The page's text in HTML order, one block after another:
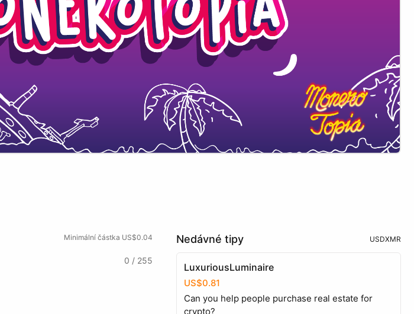
Minimální částka US$0.04
0 / 255
Nedávné tipy USDXMR
LuxuriousLuminaire
US$0.81
Can you help people purchase real estate for
crypto?